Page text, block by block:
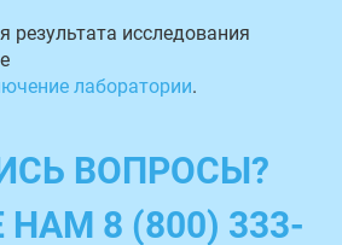
результата исследования
лаборатории.
ВОПРОСЫ?
8 (800) 333-